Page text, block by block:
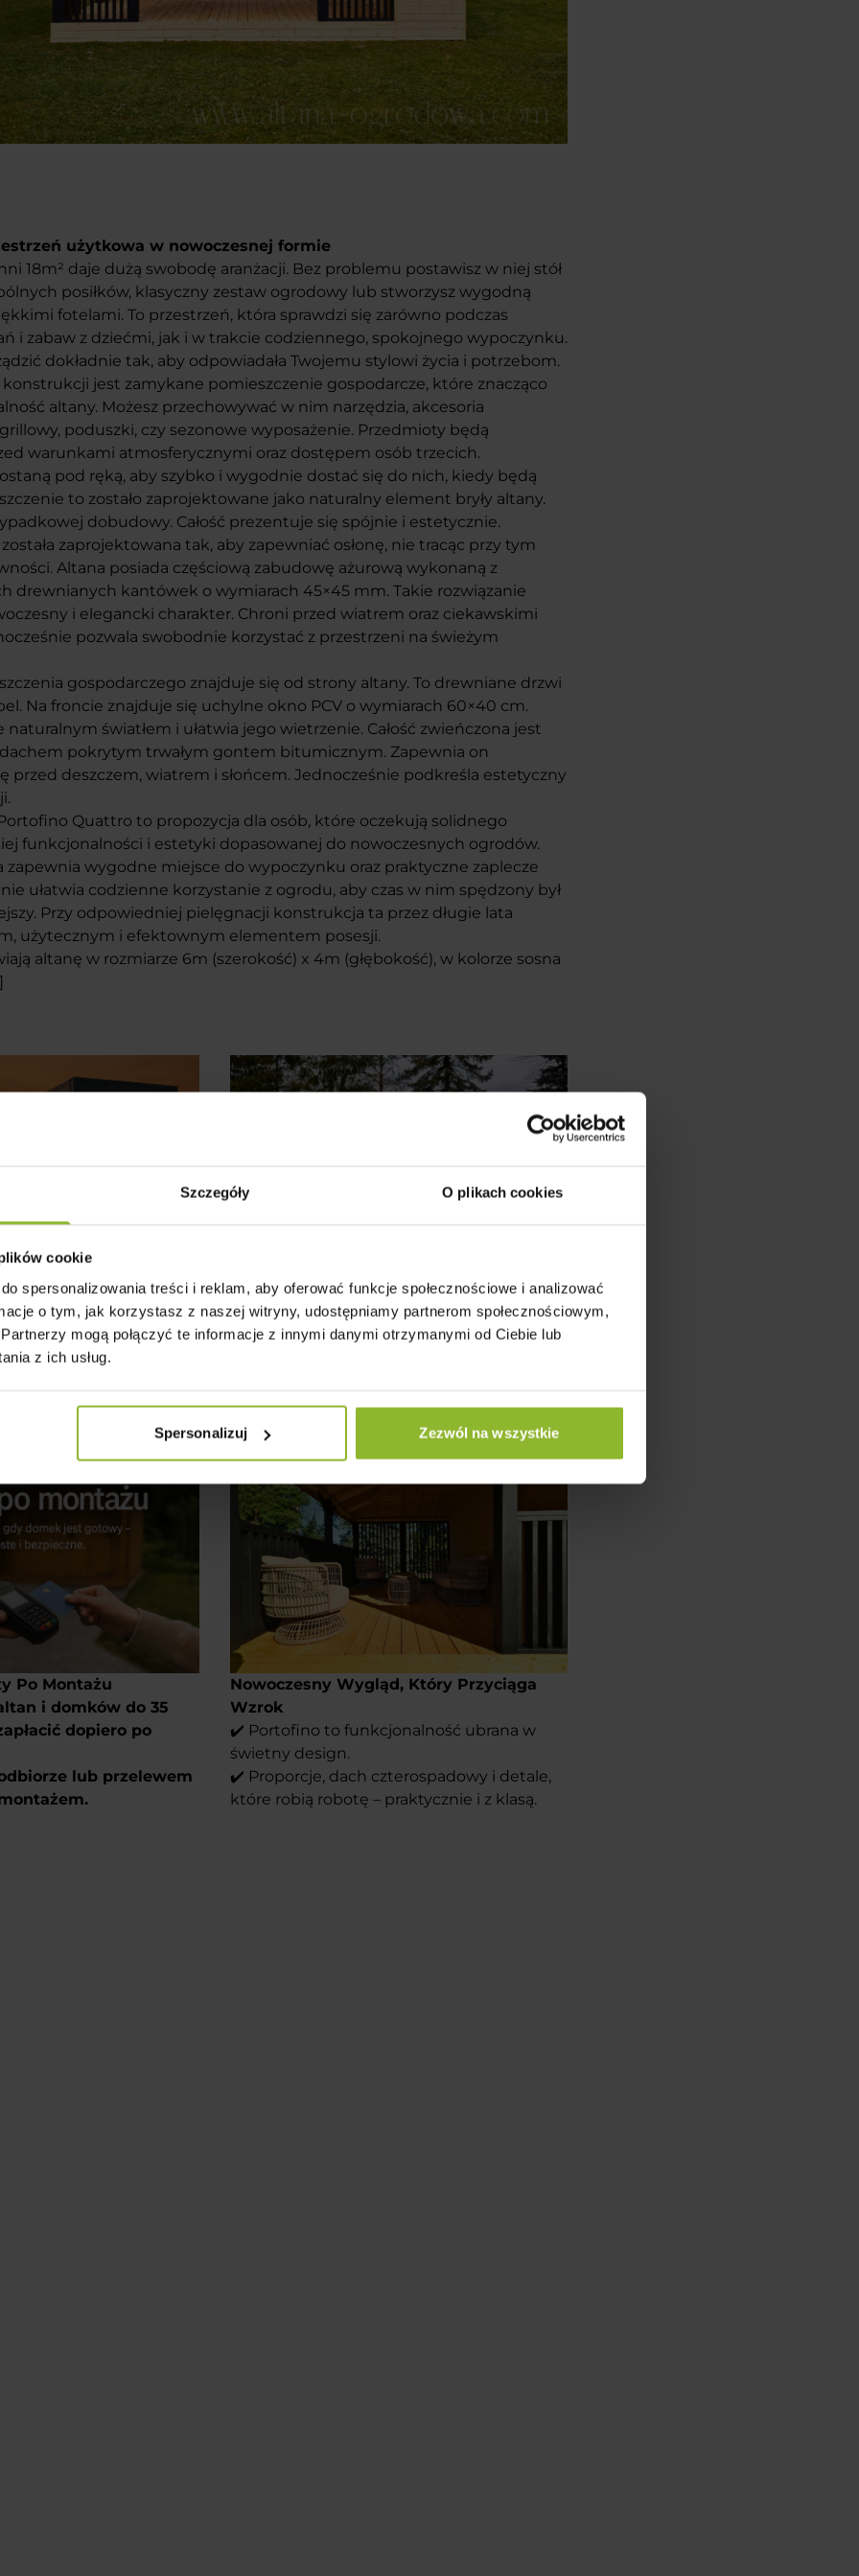
Szczegóły O plikach cookies
cookie
spersonalizowania treści i reklam, aby oferować funkcje społecznościowe i analizować
o tym, jak korzystasz z naszej witryny, udostępniamy partnerom społecznościowym,
mogą połączyć te informacje z innymi danymi otrzymanymi od Ciebie lub
z ich usług.
Spersonalizuj Zezwól na wszystkie
użytkowa w nowoczesnej formie
18m² daje dużą swobodę aranżacji. Bez problemu postawisz w niej stół
posiłków, klasyczny zestaw ogrodowy lub stworzysz wygodną
fotelami. To przestrzeń, która sprawdzi się zarówno podczas
i zabaw z dziećmi, jak i w trakcie codziennego, spokojnego wypoczynku.
dokładnie tak, aby odpowiadała Twojemu stylowi życia i potrzebom.
konstrukcji jest zamykane pomieszczenie gospodarcze, które znacząco
altany. Możesz przechowywać w nim narzędzia, akcesoria
poduszki, czy sezonowe wyposażenie. Przedmioty będą
warunkami atmosferycznymi oraz dostępem osób trzecich.
pod ręką, aby szybko i wygodnie dostać się do nich, kiedy będą
to zostało zaprojektowane jako naturalny element bryły altany.
dobudowy. Całość prezentuje się spójnie i estetycznie.
zaprojektowana tak, aby zapewniać osłonę, nie tracąc przy tym
Altana posiada częściową zabudowę ażurową wykonaną z
drewnianych kantówek o wymiarach 45×45 mm. Takie rozwiązanie
i elegancki charakter. Chroni przed wiatrem oraz ciekawskimi
pozwala swobodnie korzystać z przestrzeni na świeżym
gospodarczego znajduje się od strony altany. To drewniane drzwi
Na froncie znajduje się uchylne okno PCV o wymiarach 60×40 cm.
światłem i ułatwia jego wietrzenie. Całość zwieńczona jest
pokrytym trwałym gontem bitumicznym. Zapewnia on
przed deszczem, wiatrem i słońcem. Jednocześnie podkreśla estetyczny
Quattro to propozycja dla osób, które oczekują solidnego
funkcjonalności i estetyki dopasowanej do nowoczesnych ogrodów.
wygodne miejsce do wypoczynku oraz praktyczne zaplecze
ułatwia codzienne korzystanie z ogrodu, aby czas w nim spędzony był
Przy odpowiedniej pielęgnacji konstrukcja ta przez długie lata
użytecznym i efektownym elementem posesji.
altanę w rozmiarze 6m (szerokość) x 4m (głębokość), w kolorze sosna
w Całym Kraju
i montujemy w
transport,
Przemyślana Konstrukcja 2 w 1
✔️ Altana i domek narzędziowy w jednej,
zgrabnej bryle.
na działce.
Po Montażu
i domków do 35
dopiero po
lub przelewem
Nowoczesny Wygląd, Który Przyciąga
Wzrok
✔️ Portofino to funkcjonalność ubrana w
świetny design.
✔️ Proporcje, dach czterospadowy i detale,
które robią robotę – praktycznie i z klasą.